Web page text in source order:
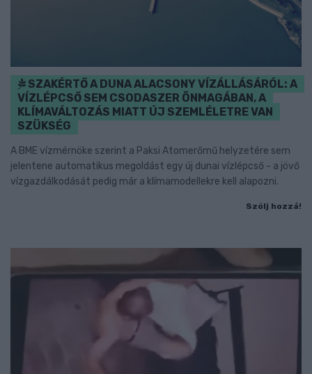
SZAKÉRTŐ A DUNA ALACSONY VÍZÁLLÁSÁRÓL: A
VÍZLÉPCSŐ SEM CSODASZER ÖNMAGÁBAN, A
KLÍMAVÁLTOZÁS MIATT ÚJ SZEMLÉLETRE VAN
SZÜKSÉG
A BME vízmérnöke szerint a Paksi Atomerőmű helyzetére sem
jelentene automatikus megoldást egy új dunai vízlépcső - a jövő
vízgazdálkodását pedig már a klímamodellekre kell alapozni.
Szólj hozzá!